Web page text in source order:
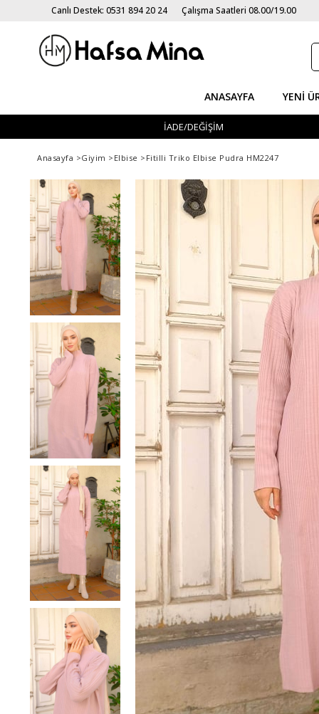
Canlı Destek: 0531 894 20 24 Çalışma Saatleri 08.00/19.00
ANASAYFA YENI
İADE/DEĞİŞİM
Anasayfa >Giyim > Elbise > Fitilli Triko Elbise Pudra HM2247